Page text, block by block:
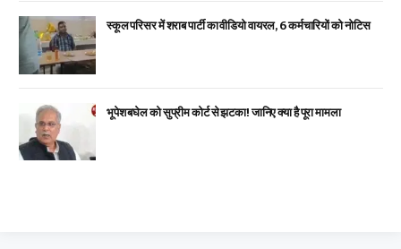
स्कूल परिसर में शराब पार्टी का वीडियो वायरल, 6 कर्मचारियों को नोटिस
भूपेश बघेल को सुप्रीम कोर्ट से झटका! जानिए क्या है पूरा मामला